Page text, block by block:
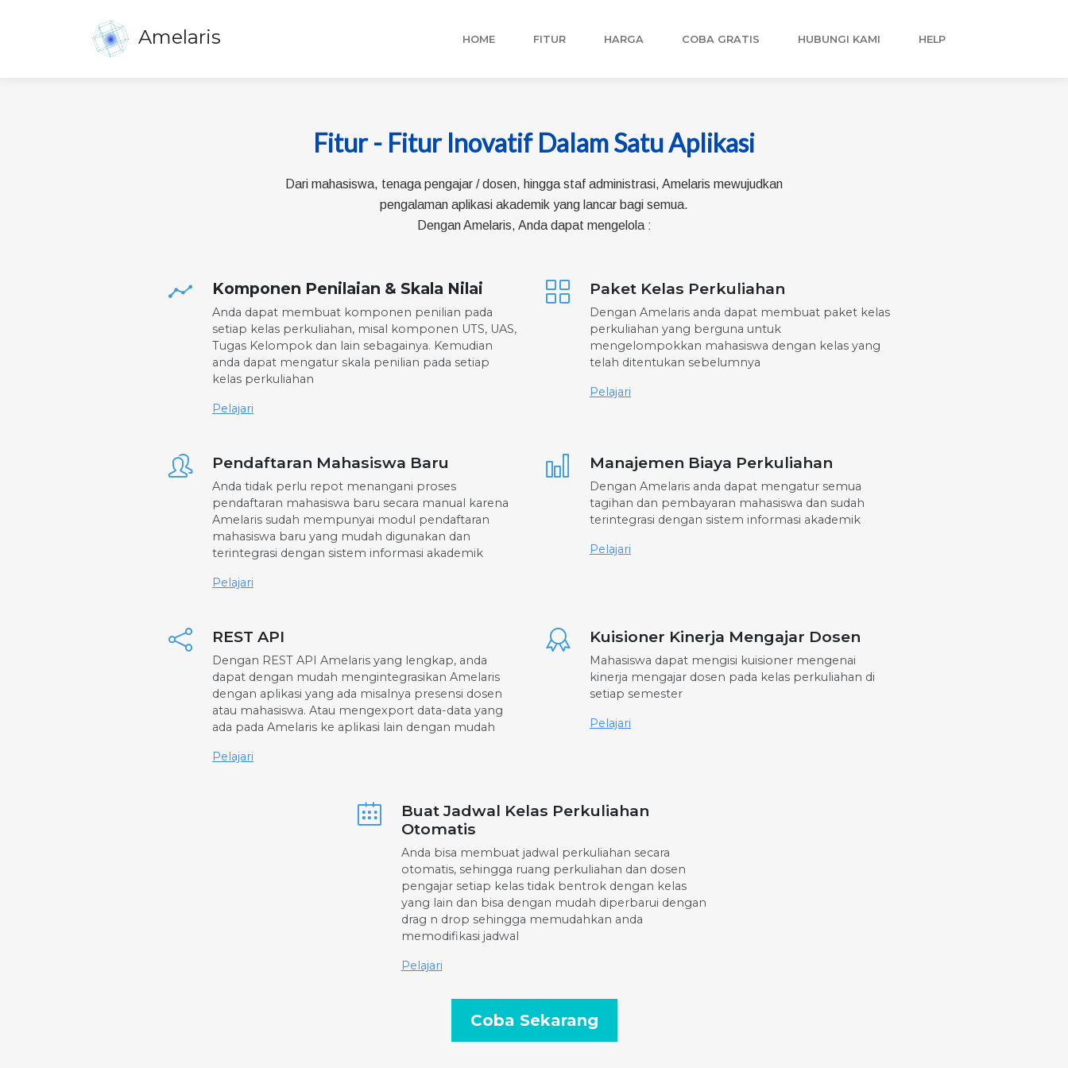
Amelaris HOME FITUR HARGA COBA GRATIS HUBUNGI KAMI HELP
Fitur - Fitur Inovatif Dalam Satu Aplikasi
Dari mahasiswa, tenaga pengajar / dosen, hingga staf administrasi, Amelaris mewujudkan
pengalaman aplikasi akademik yang lancar bagi semua.
Dengan Amelaris, Anda dapat mengelola :
Komponen Penilaian & Skala Nilai
Anda dapat membuat komponen penilian pada
setiap kelas perkuliahan, misal komponen UTS, UAS,
Tugas Kelompok dan lain sebagainya. Kemudian
anda dapat mengatur skala penilian pada setiap
kelas perkuliahan
Pelajari
Paket Kelas Perkuliahan
Dengan Amelaris anda dapat membuat paket kelas
perkuliahan yang berguna untuk
mengelompokkan mahasiswa dengan kelas yang
telah ditentukan sebelumnya
Pelajari
Pendaftaran Mahasiswa Baru
Anda tidak perlu repot menangani proses
pendaftaran mahasiswa baru secara manual karena
Amelaris sudah mempunyai modul pendaftaran
mahasiswa baru yang mudah digunakan dan
terintegrasi dengan sistem informasi akademik
Pelajari
Manajemen Biaya Perkuliahan
Dengan Amelaris anda dapat mengatur semua
tagihan dan pembayaran mahasiswa dan sudah
terintegrasi dengan sistem informasi akademik
Pelajari
REST API
Dengan REST API Amelaris yang lengkap, anda
dapat dengan mudah mengintegrasikan Amelaris
dengan aplikasi yang ada misalnya presensi dosen
atau mahasiswa. Atau mengexport data-data yang
ada pada Amelaris ke aplikasi lain dengan mudah
Pelajari
Kuisioner Kinerja Mengajar Dosen
Mahasiswa dapat mengisi kuisioner mengenai
kinerja mengajar dosen pada kelas perkuliahan di
setiap semester
Pelajari
Buat Jadwal Kelas Perkuliahan
Otomatis
Anda bisa membuat jadwal perkuliahan secara
otomatis, sehingga ruang perkuliahan dan dosen
pengajar setiap kelas tidak bentrok dengan kelas
yang lain dan bisa dengan mudah diperbarui dengan
drag n drop sehingga memudahkan anda
memodifikasi jadwal
Pelajari
Coba Sekarang